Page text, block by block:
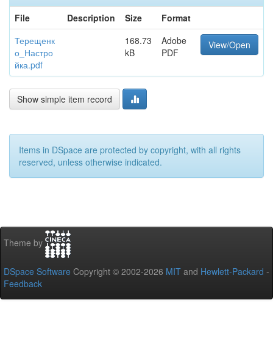
File
Description Size
Format
Терещенк
о_Настро
йка.pdf
168.73
kB
Adobe
PDF
View/Open
Show simple item record
Items in DSpace are protected by copyright, with all rights
reserved, unless otherwise indicated.
Theme by
DSpace Software Copyright © 2002-2026 MIT and Hewlett-Packard -
Feedback